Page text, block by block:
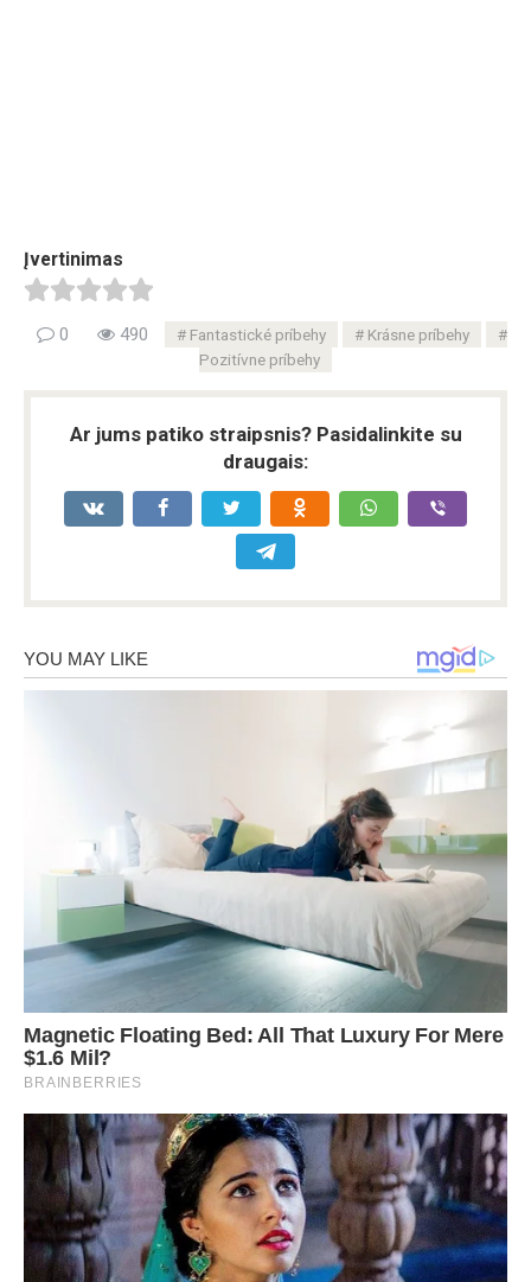
Įvertinimas
0 490 Fantastické príbehy
Krásne príbehy
Pozitívne príbehy
Ar jums patiko straipsnis? Pasidalinkite su
draugais: